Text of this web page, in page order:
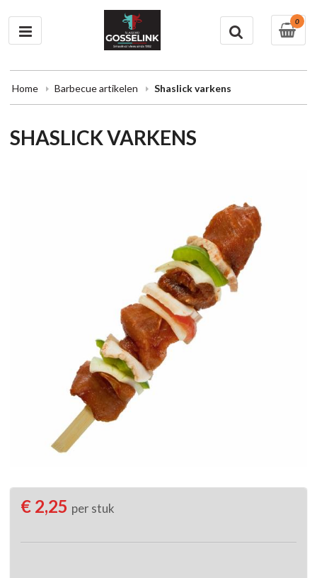
0
Home Barbecue artikelen Shaslick varkens
SHASLICK VARKENS
€ 2,25 per stuk